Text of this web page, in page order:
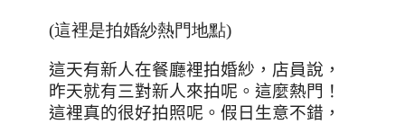
(這裡是拍婚紗熱門地點)
這天有新人在餐廳裡拍婚紗，店員說，
昨天就有三對新人來拍呢。這麼熱門！
這裡真的很好拍照呢。假日生意不錯，